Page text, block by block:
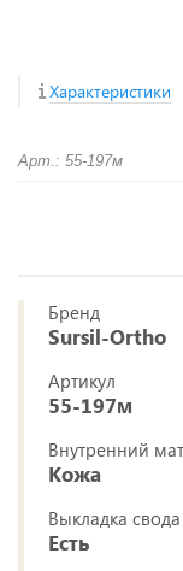
Характеристики
Арт.: 55-197м
Бренд
Sursil-Ortho
Артикул
55-197м
Внутренний
Кожа
Выкладка свода
Есть